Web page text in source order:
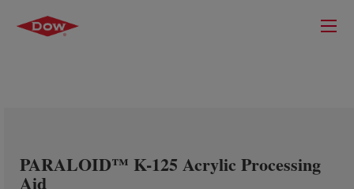
PARALOID™ K-125 Acrylic Processing
Aid